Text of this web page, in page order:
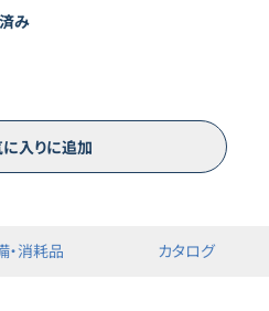
み
入りに追加
・消耗品 カタログ